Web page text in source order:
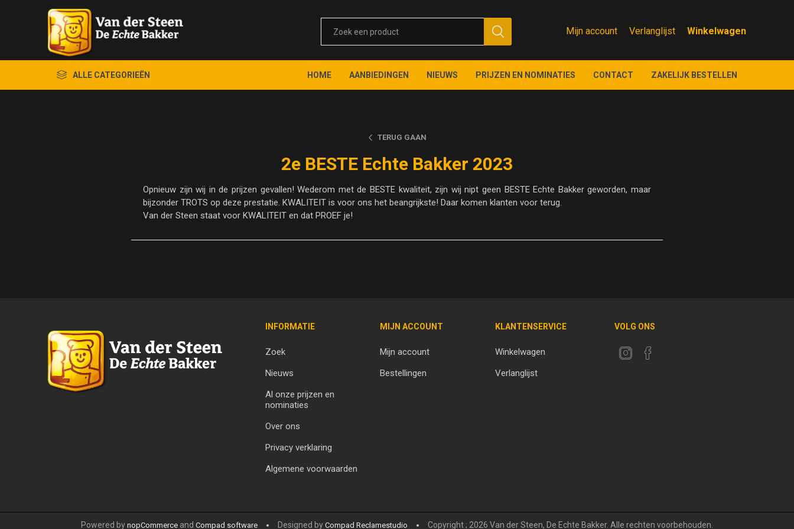
Mijn account Verlanglijst
ALLE CATEGORIEËN HOME AANBIEDINGEN NIEUWS PRIJZEN EN NOMINATIES CONTACT ZAKELIJK BESTELLEN
TERUG GAAN
2e BESTE Echte Bakker 2023
Opnieuw zijn wij in de prijzen gevallen! Wederom met de BESTE kwaliteit, zijn wij nipt geen BESTE Echte Bakker geworden, maar
bijzonder TROTS op deze prestatie. KWALITEIT is voor ons het beangrijkste! Daar komen klanten voor terug.
Van der Steen staat voor KWALITEIT en dat PROEF je!
INFORMATIE
Zoek
Nieuws
Al onze prijzen en
nominaties
Over ons
Privacy verklaring
Algemene voorwaarden
MIJN ACCOUNT
Mijn account
Bestellingen
KLANTENSERVICE
Winkelwagen
Verlanglijst
VOLG ONS
Powered by nopCommerce and Compad software Designed by Compad Reclamestudio Copyright ; 2026 Van der Steen, De Echte Bakker. Alle rechten voorbehouden.